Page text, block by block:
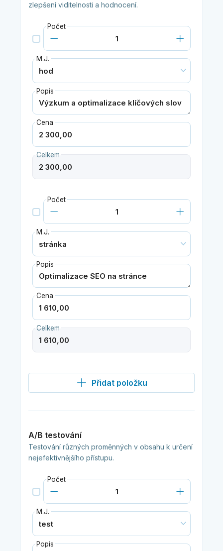
zlepšení viditelnosti a hodnocení.
Počet
M.J.
Popis
Cena
Celkem
Počet
M.J.
Popis
Cena
Celkem
Přidat položku
A/B testování
Testování různých proměnných v obsahu k určení
nejefektivnějšího přístupu.
Počet
M.J.
Popis